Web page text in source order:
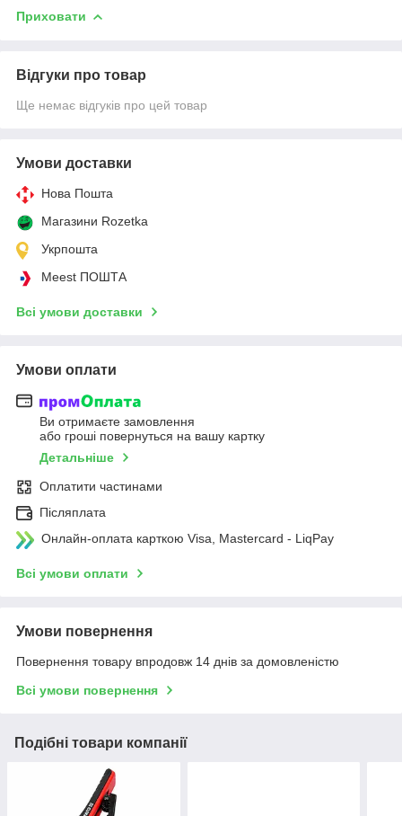
Приховати
Відгуки про товар
Ще немає відгуків про цей товар
Умови доставки
Нова Пошта
Магазини Rozetka
Укрпошта
Meest ПОШТА
Всі умови доставки
Умови оплати
Ви отримаєте замовлення
або гроші повернуться на вашу картку
Детальніше
Оплатити частинами
Післяплата
Онлайн-оплата карткою Visa, Mastercard - LiqPay
Всі умови оплати
Умови повернення
Повернення товару впродовж 14 днів за домовленістю
Всі умови повернення
Подібні товари компанії